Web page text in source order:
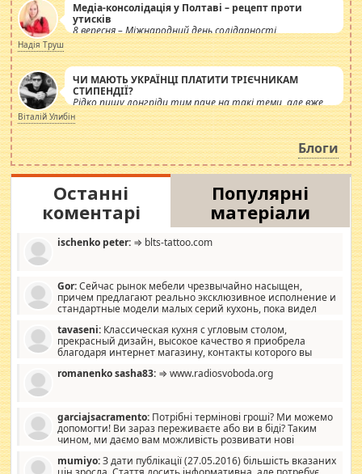
Медіа-консолідація у Полтаві – рецепт проти
утисків
8 вересня – Міжнародний день солідарності
журналістів.
Надія Труш
ЧИ МАЮТЬ УКРАЇНЦІ ПЛАТИТИ ТРІЄЧНИКАМ
СТИПЕНДІЇ?
Рідко пишу лонгріди тим паче на такі теми, але вже
просто дістало! Обурюють сьогоднішні інсенуації
навколо стипендіального питання. Штучно
роздувається ще одна соціальна катастрофа.
Віталій Улибін
Блоги
Останні
коментарі
Популярні
матеріали
ischenko peter: ⇒ blts-tattoo.com
Gor:Сейчас рынок мебели чрезвычайно насыщен,
причем предлагают реально эксклюзивное исполнение и
стандартные модели малых серий кухонь, пока видел
стандартные формы, в MebelOk, креативненько и что главное -
со вкусом все в порядке, без ненужных наворотов удорожающих
мебель, а это не последний фактор.
tavaseni: Классическая кухня с угловым столом,
прекрасный дизайн, высокое качество я приобрела
благодаря интернет магазину, контакты которого вы
romanenko sasha83: ⇒ www.radiosvoboda.org
garciajsacramento: Потрібні термінові гроші? Ми можемо
допомогти! Ви зараз переживаєте або ви в біді? Таким
чином, ми даємо вам можливість розвивати нові
допомагати людям, які намагаються дати їм шанс. Кожен
mumiyo:З дати публікації (27.05.2016) більшість вказаних